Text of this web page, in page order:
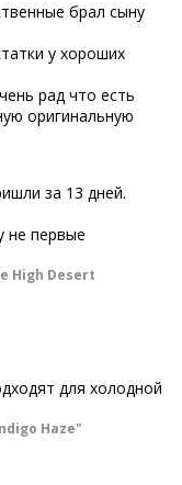
брал сыну
у хороших
рад что есть
оригинальную
за 13 дней.
не первые
High Desert
для холодной
Haze"